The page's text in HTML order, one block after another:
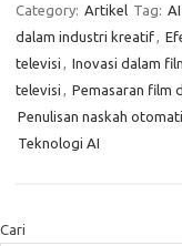
Category: Artikel Tag:
dalam industri kreatif,
televisi , Inovasi dalam
televisi , Pemasaran film
Penulisan naskah
Teknologi AI
Cari